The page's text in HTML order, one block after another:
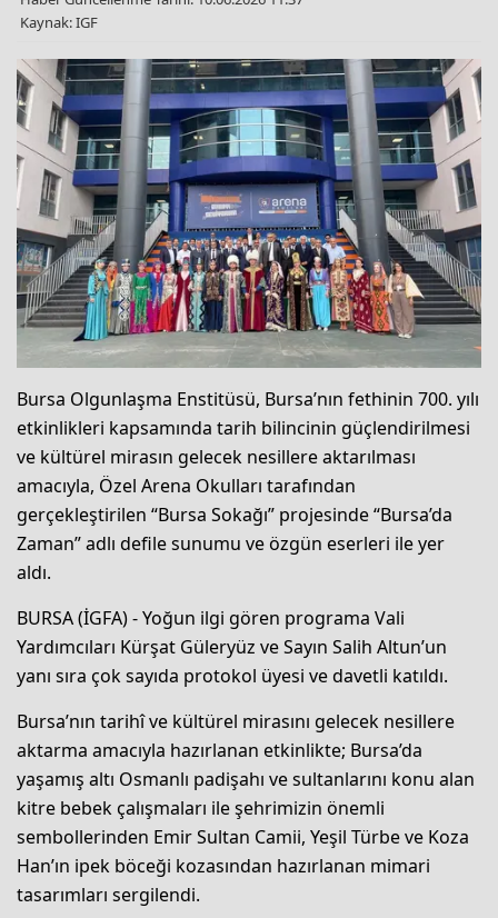
Kaynak: IGF
Bursa Olgunlaşma Enstitüsü, Bursa’nın fethinin 700. yılı
etkinlikleri kapsamında tarih bilincinin güçlendirilmesi
ve kültürel mirasın gelecek nesillere aktarılması
amacıyla, Özel Arena Okulları tarafından
gerçekleştirilen “Bursa Sokağı” projesinde “Bursa’da
Zaman” adlı defile sunumu ve özgün eserleri ile yer
aldı.
BURSA (İGFA) - Yoğun ilgi gören programa Vali
Yardımcıları Kürşat Güleryüz ve Sayın Salih Altun’un
yanı sıra çok sayıda protokol üyesi ve davetli katıldı.
Bursa’nın tarihî ve kültürel mirasını gelecek nesillere
aktarma amacıyla hazırlanan etkinlikte; Bursa’da
yaşamış altı Osmanlı padişahı ve sultanlarını konu alan
kitre bebek çalışmaları ile şehrimizin önemli
sembollerinden Emir Sultan Camii, Yeşil Türbe ve Koza
Han’ın ipek böceği kozasından hazırlanan mimari
tasarımları sergilendi.